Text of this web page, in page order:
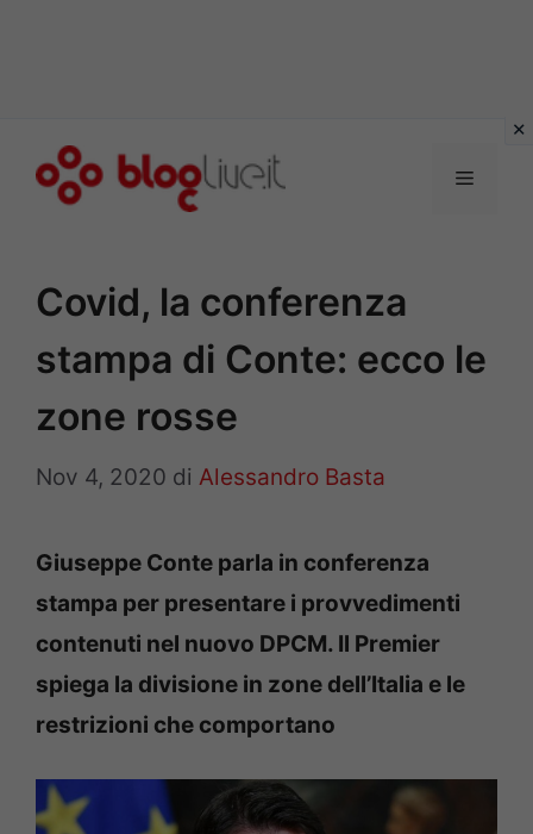
Menu
Covid, la conferenza
stampa di Conte: ecco le
zone rosse
Nov 4, 2020 di Alessandro Basta
Giuseppe Conte parla in conferenza
stampa per presentare i provvedimenti
contenuti nel nuovo DPCM. Il Premier
spiega la divisione in zone dell’Italia e le
restrizioni che comportano